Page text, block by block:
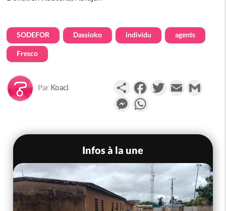
SODEFOR Dassioko individu agents
Fresco
Par Koaci PartagerFacebookTwitterEmail
Messenger
Infos à la une